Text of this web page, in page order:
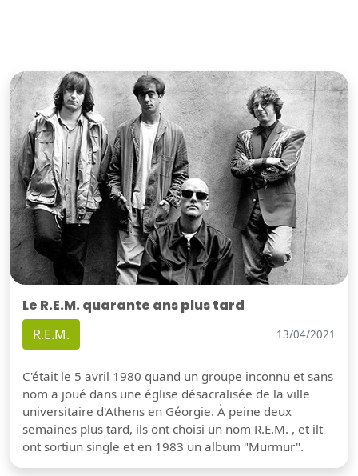
Le R.E.M. quarante ans plus tard
R.E.M. 13/04/2021
C'était le 5 avril 1980 quand un groupe inconnu et sans
nom a joué dans une église désacralisée de la ville
universitaire d'Athens en Géorgie. À peine deux
semaines plus tard, ils ont choisi un nom R.E.M. , et ilt
ont sortiun single et en 1983 un album "Murmur".